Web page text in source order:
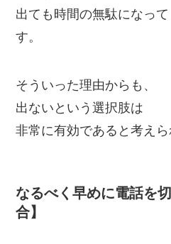
出ても時間の無駄になっ
す。
そういった理由からも、
出ないという選択肢は
非常に有効であると考えら
なるべく早めに電話を
合】